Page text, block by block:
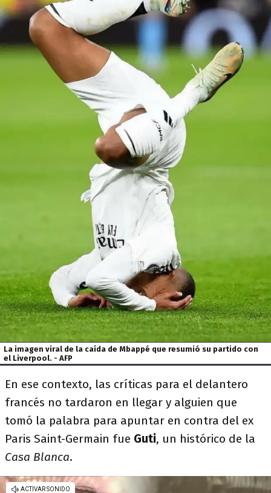
La imagen viral de la caída de Mbappé que resumió su partido con
el Liverpool. - AFP
En ese contexto, las críticas para el delantero
francés no tardaron en llegar y alguien que
tomó la palabra para apuntar en contra del ex
Paris Saint-Germain fue Guti, un histórico de la
Casa Blanca.